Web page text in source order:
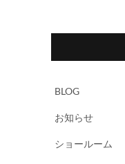
BLOG
お知らせ
ショールーム